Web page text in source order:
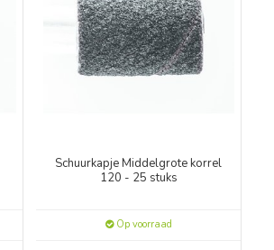
Schuurkapje Middelgrote korrel
120 - 25 stuks
Op voorraad